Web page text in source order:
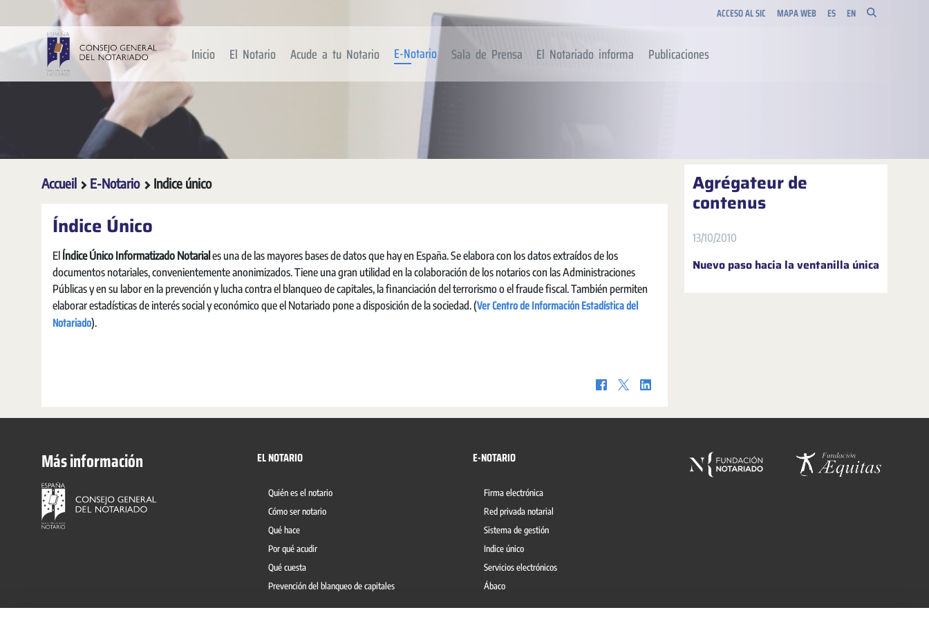
Saut au contenu principal ACCESO AL SIC MAPA WEB ES EN
Inicio El Notario Acude a tu Notario E-Notario Sala de Prensa El Notariado informa Publicaciones
Accueil E-Notario Indice único
Índice Único
El Índice Único Informatizado Notarial es una de las mayores bases de datos que hay en España. Se elabora con los datos extraídos de los
documentos notariales, convenientemente anonimizados. Tiene una gran utilidad en la colaboración de los notarios con las Administraciones
Públicas y en su labor en la prevención y lucha contra el blanqueo de capitales, la financiación del terrorismo o el fraude fiscal. También permiten
elaborar estadísticas de interés social y económico que el Notariado pone a disposición de la sociedad. (Ver Centro de Información Estadística del
Notariado).
Agrégateur de
contenus
13/10/2010
Nuevo paso hacia la ventanilla única
Más información EL NOTARIO
Quién es el notario
Cómo ser notario
Qué hace
Por qué acudir
Qué cuesta
Prevención del blanqueo de capitales
E-NOTARIO
Firma electrónica
Red privada notarial
Sistema de gestión
Indice único
Servicios electrónicos
Ábaco